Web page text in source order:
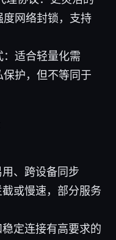
网络封锁，支持
适合轻量化需
护，但不等同于
、跨设备同步
或慢速，部分服务
定连接有高要求的